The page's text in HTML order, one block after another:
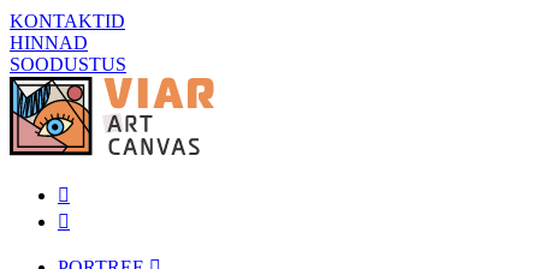
KONTAKTID
HINNAD
SOODUSTUS